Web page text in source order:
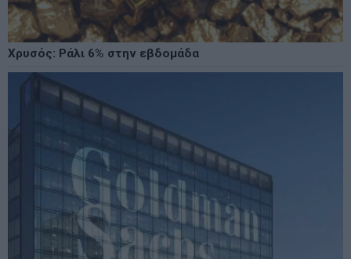
Χρυσός: Ράλι 6% στην εβδομάδα